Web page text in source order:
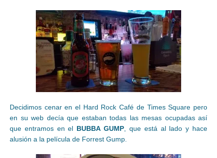
Decidimos cenar en el Hard Rock Café de Times Square pero
en su web decía que estaban todas las mesas ocupadas así
que entramos en el BUBBA GUMP, que está al lado y hace
alusión a la película de Forrest Gump.